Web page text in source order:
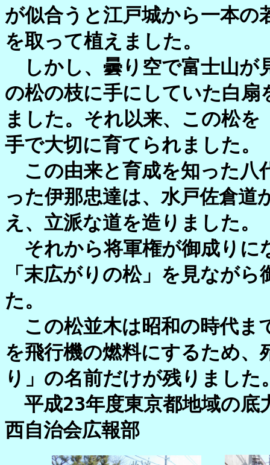
が似合うと江戸城から一本の
を取って植えました。
しかし、曇り空で富士山が
の松の枝に手にしていた白
ました。それ以来、この松
手で大切に育てられました。
この由来と育成を知った八
った伊那忠達は、水戸佐倉道
え、立派な道を造りました。
それから将軍権が御成りに
「末広がりの松」を見なが
た。
この松並木は昭和の時代ま
を飛行機の燃料にするため
り」の名前だけが残りました
平成23年度東京都地域の底
西自治会広報部